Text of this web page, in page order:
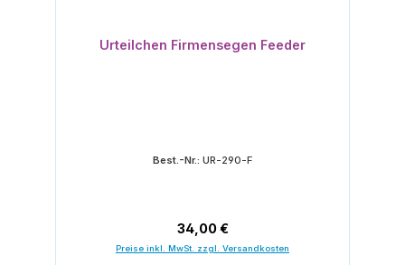
Urteilchen Firmensegen Feeder
Best.-Nr.: UR-290-F
Regulärer Preis:
34,00 €
Preise inkl. MwSt. zzgl. Versandkosten